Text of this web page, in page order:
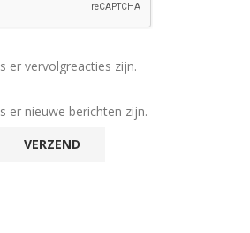
er vervolgreacties zijn.
er nieuwe berichten zijn.